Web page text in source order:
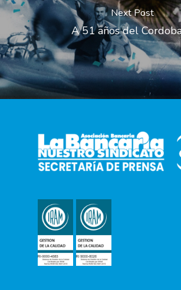
Next Post
A 51 años del